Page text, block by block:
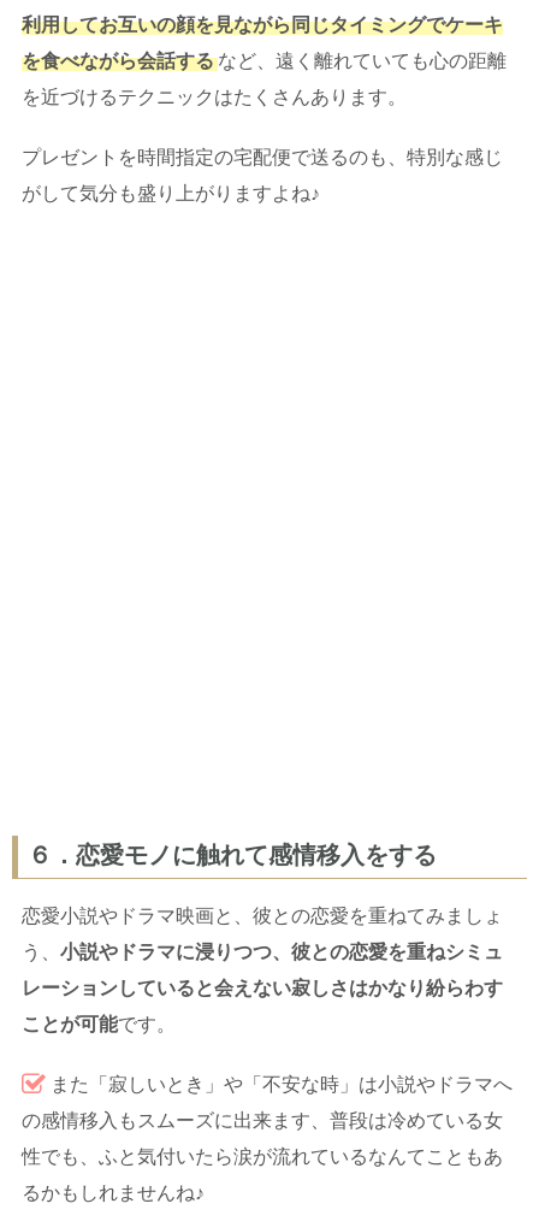
利用してお互いの顔を見ながら同じタイミングでケーキ
を食べながら会話する など、遠く離れていても心の距離
を近づけるテクニックはたくさんあります。
プレゼントを時間指定の宅配便で送るのも、特別な感じ
がして気分も盛り上がりますよね♪
６．恋愛モノに触れて感情移入をする
恋愛小説やドラマ映画と、彼との恋愛を重ねてみましょ
う、 小説やドラマに浸りつつ、彼との恋愛を重ねシミュ
レーションしていると会えない寂しさはかなり紛らわす
ことが可能です。
また「寂しいとき」や「不安な時」は小説やドラマへ
の感情移入もスムーズに出来ます、普段は冷めている女
性でも、ふと気付いたら涙が流れているなんてこともあ
るかもしれませんね♪